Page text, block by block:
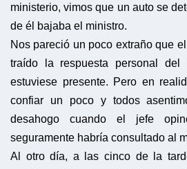
ministerio, vimos que un auto se
de él bajaba el ministro.
Nos pareció un poco extraño que
traído la respuesta personal del
estuviese presente. Pero en
confiar un poco y todos
desahogo cuando el jefe
seguramente habría consultado al
Al otro día, a las cinco de la